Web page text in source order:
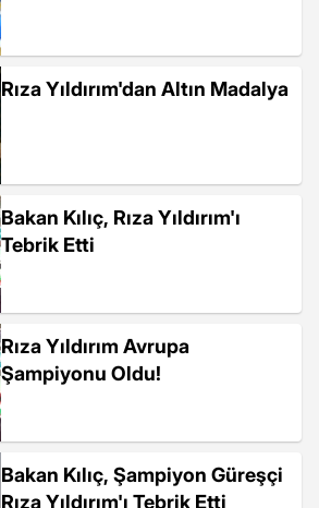
Rıza Yıldırım'dan Altın Madalya
Bakan Kılıç, Rıza Yıldırım'ı
Tebrik Etti
Rıza Yıldırım Avrupa
Şampiyonu Oldu!
Bakan Kılıç, Şampiyon Güreşçi
Rıza Yıldırım'ı Tebrik Etti